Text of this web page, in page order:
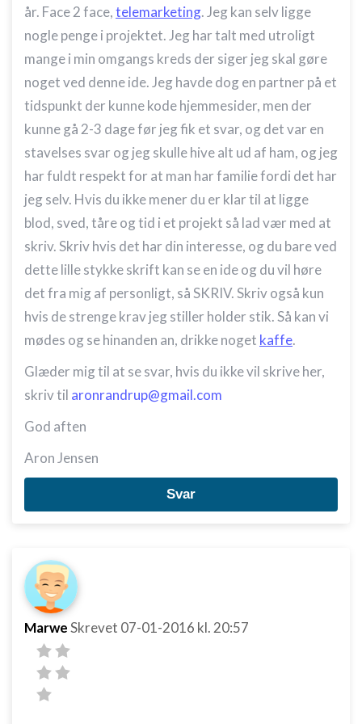
år. Face 2 face,telemarketing. Jeg kan selv ligge
nogle penge i projektet. Jeg har talt med utroligt
mange i min omgangs kreds der siger jeg skal gøre
noget ved denne ide. Jeg havde dog en partner på et
tidspunkt der kunne kode hjemmesider, men der
kunne gå 2-3 dage før jeg fik et svar, og det var en
stavelses svar og jeg skulle hive alt ud af ham, og jeg
har fuldt respekt for at man har familie fordi det har
jeg selv. Hvis du ikke mener du er klar til at ligge
blod, sved, tåre og tid i et projekt så lad vær med at
skriv. Skriv hvis det har din interesse, og du bare ved
dette lille stykke skrift kan se en ide og du vil høre
det fra mig af personligt, så SKRIV. Skriv også kun
hvis de strenge krav jeg stiller holder stik. Så kan vi
mødes og se hinanden an, drikke noget kaffe.
Glæder mig til at se svar, hvis du ikke vil skrive her,
skriv til aronrandrup@gmail.com
God aften
Aron Jensen
Svar
MarweSkrevet 07-01-2016 kl. 20:57